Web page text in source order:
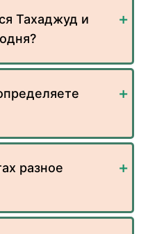
Тахаджуд и
разное